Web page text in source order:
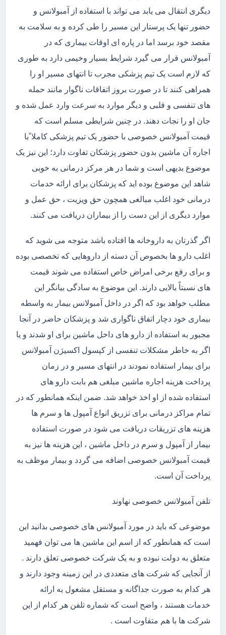
دیگری انتقال می یابد می تواند با استفاده از آمبولانس و
حضور تنها یک پرستار این مسیر را طی کرده و به سلامت به
مقصد خود برسد اما در پاره ای اوقات بیماری که در
آمبولانس قرار می گیرد شرایط بسیار وخیمی دارد به طوری
که لازم است یک تیم پزشکی مجرب تا انتهای مسیر او را
همراهی کنند تا در صورت بروز اتفاقات ناگوار مانند حمله
های تنفسی و قلبی و دیگر موارد به سرعت وارد عمل شده و
جان او را نجات دهند. در چنین شرایطی مسلم است که
قیمت آمبولانس خصوصی با حضور یک تیم پزشکی کاملا ًبا
اجاره آن ماشین بدون حضور پزشکان تفاوت دارد؛ این نیز یک
موضوع بدیهی است و شما در هر مرکز درمانی به خوبی
شاهد این موضوع بوده اید که پزشکان برای ارائه خدمات
درمانی خود اغلب مبالغی همچون حق ویزیت ، حق عمل و
موارد دیگری از این دست را از بیماران دریافت می کنند.
اگر گذرتان به داروخانه ها افتاده باشد متوجه می شوید که
اغلب دارو ها بخصوص آن دسته از داروهایی که تخصصی بوده
و برای رفع برخی امراض خاص استفاده می شوند قیمت
های نسبتاً بالایی دارند. این موضوع به سادگی بیانگر این
مطلب خواهد بود که اگر در داخل آمبولانس بیمار به واسطه
بیماری خود دچار اتفاق ناگواری شد و پزشکان حاضر در آنجا
مجبور به استفاده از دارو های داخل ماشین برای او شدند و یا
اگر به خاطر مشکلات تنفسی از کپسول اکسیژن آمبولانس
برای بیمار استفاده نمودند در انتهای مسیر و در زمان
پرداخت هزینه اجاره ماشین مبلغی هم بابت دارو های
استفاده شده از او اخذ خواهد شد. ضمن اینکه همانطور که در
تمام مراکز درمانی برای تزریق انواع آمپول ها و سرم ها
هزینه های تزریقات دریافت می شود در صورت استفاده
بیمار از آمپول و سرم در داخل ماشین ، این هزینه ها نیز به
قیمت آمبولانس خصوصی اضافه می گردد و بیمار موظف به
پرداخت آن است.
تلفن آمبولانس خصوصی نهاوند
موضوعی که باید در مورد آمبولانس های خصوصی بدانید این
است که همانطور که از اسم این ماشین ها می توان فهمید
متعلق به دولت نبوده و به یک شرکت خصوصی تعلق دارند .
از آنجایی که شرکت های متعددی در این زمینه وجود دارند و
هر کدام به صورت جداگانه و مستقل مشغول به ارائه
خدمات هستند ، واضح است که شماره تلفن هر کدام از این
شرکت ها با هم متفاوت است .